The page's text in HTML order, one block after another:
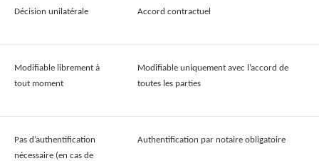
Décision unilatérale Accord contractuel
Modifiable librement à
tout moment
Modifiable uniquement avec l’accord de
toutes les parties
Pas d’authentification
nécessaire (en cas de
Authentification par notaire obligatoire